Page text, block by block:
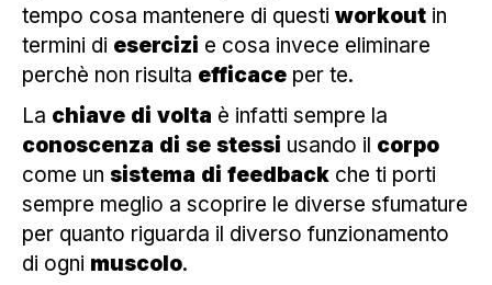
tempo cosa mantenere di questi workout in
termini di esercizi e cosa invece eliminare
perchè non risulta efficace per te.
La chiave di volta è infatti sempre la
conoscenza di se stessi usando il corpo
come un sistema di feedback che ti porti
sempre meglio a scoprire le diverse sfumature
per quanto riguarda il diverso funzionamento
di ogni muscolo.